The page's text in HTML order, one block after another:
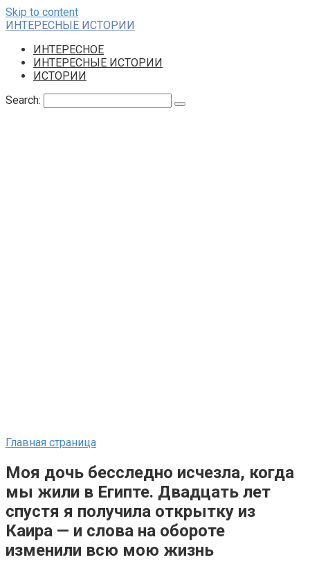
Skip to content
ИНТЕРЕСНЫЕ ИСТОРИИ
ИНТЕРЕСНОЕ
ИНТЕРЕСНЫЕ ИСТОРИИ
ИСТОРИИ
Search:
Главная страница
Моя дочь бесследно исчезла, когда
мы жили в Египте. Двадцать лет
спустя я получила открытку из
Каира — и слова на обороте
изменили всю мою жизнь